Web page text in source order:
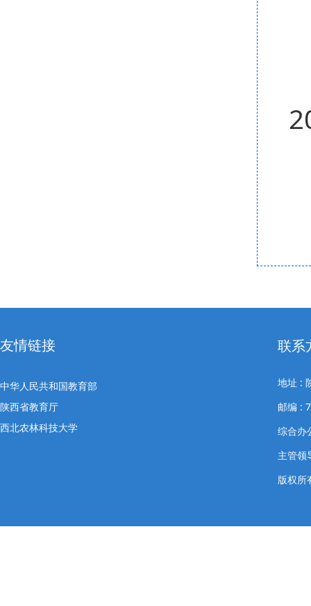
友情链接
中华人民共和国教育部
陕西省教育厅
西北农林科技大学
联系
地址 :
邮编 :
综合办
主管
版权